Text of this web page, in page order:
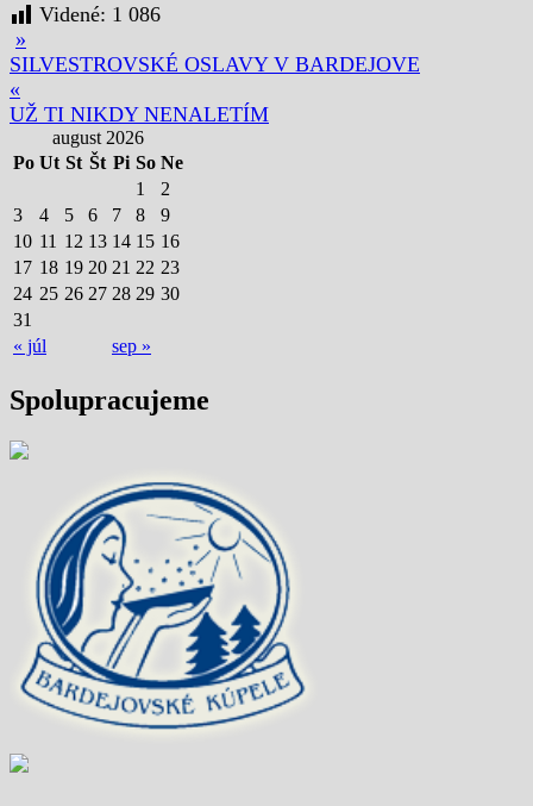
Videné: 1 086
»
SILVESTROVSKÉ OSLAVY V BARDEJOVE
«
UŽ TI NIKDY NENALETÍM
august 2026
Po Ut St Št Pi So Ne
« júl sep »
1
2
3
4 5 6 7 8
9
10 11 12 13 14 15 16
17 18 19 20 21 22 23
24 25 26 27 28 29 30
31
Spolupracujeme